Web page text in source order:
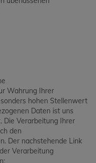
Wahrung Ihrer
hohen Stellenwert
Daten ist uns
Die Verarbeitung Ihrer
den
Der nachstehende Link
Verarbeitung